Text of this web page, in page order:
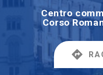
Centro
Corso